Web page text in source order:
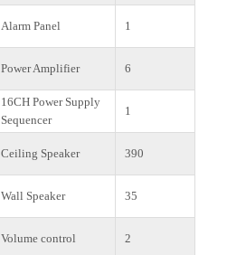
Alarm Panel 1
Power Amplifier 6
16CH Power Supply
Sequencer
1
Ceiling Speaker 390
Wall Speaker 35
Volume control 2